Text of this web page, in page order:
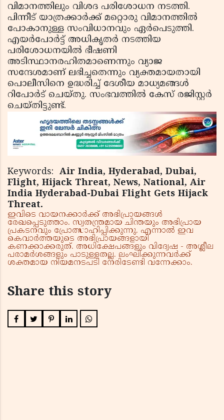
വിമാനത്തിലും വിശദ പരിശോധന നടത്തി.
പിന്നീട് യാത്രക്കാര്‍ക്ക് മറ്റൊരു വിമാനത്തില്‍
പോകാനുള്ള സംവിധാനവും ഏര്‍പെടുത്തി.
എയര്‍പോര്‍ട്ട് അധികൃതര്‍ നടത്തിയ
പരിശോധനയില്‍ ഭീഷണി
അടിസ്ഥാനരഹിതമാണെന്നും വ്യാജ
സന്ദേശമാണ് ലഭിച്ചതെന്നും വ്യക്തമായതായി
പൊലീസിനെ ഉദ്ധരിച്ച് ദേശീയ മാധ്യമങ്ങള്‍
റിപോര്‍ട് ചെയ്തു. സംഭവത്തില്‍ കേസ് രജിസ്റ്റര്‍
ചെയ്തിട്ടുണ്ട്.
Keywords: Air India, Hyderabad, Dubai,
Flight, Hijack Threat, News, National, Air
India Hyderabad-Dubai Flight Gets Hijack
Threat.
ഇവിടെ വായനക്കാർക്ക് അഭിപ്രായങ്ങൾ
രേഖപ്പെടുത്താം. സ്വതന്ത്രമായ ചിന്തയും അഭിപ്രായ
പ്രകടനവും പ്രോത്സാഹിപ്പിക്കുന്നു. എന്നാൽ ഇവ
കെവാർത്തയുടെ അഭിപ്രായങ്ങളായി
കണക്കാക്കരുത്. അധിക്ഷേപങ്ങളും വിദ്വേഷ - അശ്ലീല
പരാമർശങ്ങളും പാടുള്ളതല്ല. ലംഘിക്കുന്നവർക്ക്
ശക്തമായ നിയമനടപടി നേരിടേണ്ടി വന്നേക്കാം.
Share this story